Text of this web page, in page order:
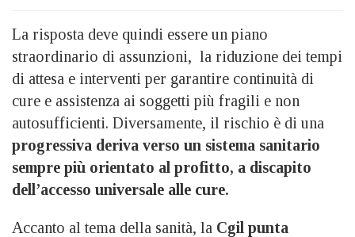
La risposta deve quindi essere un piano
straordinario di assunzioni, la riduzione dei tempi
di attesa e interventi per garantire continuità di
cure e assistenza ai soggetti più fragili e non
autosufficienti. Diversamente, il rischio è di una
progressiva deriva verso un sistema sanitario
sempre più orientato al profitto, a discapito
dell’accesso universale alle cure.
Accanto al tema della sanità, la Cgil punta